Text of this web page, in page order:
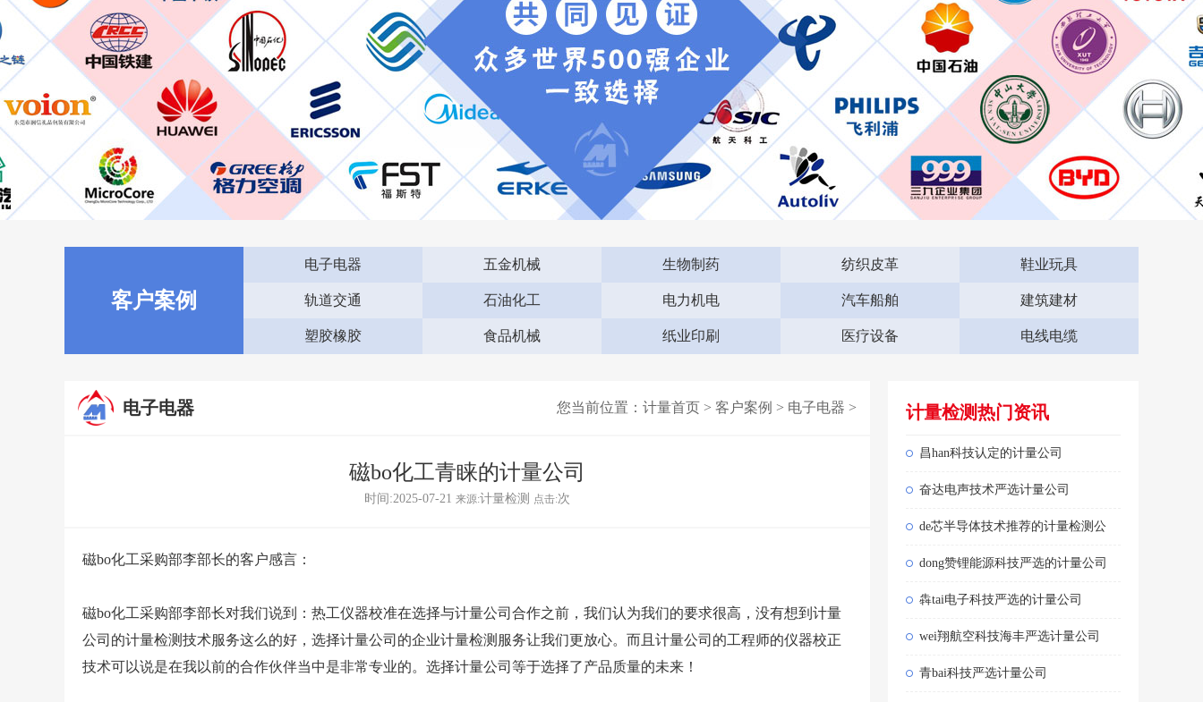
客户案例
电子电器 五金机械 生物制药 纺织皮革 鞋业玩具
轨道交通 石油化工 电力机电 汽车船舶 建筑建材
塑胶橡胶 食品机械 纸业印刷 医疗设备 电线电缆
您当前位置： 计量首页 > 客户案例 > 电子电器 >
电子电器
磁bo化工青睐的计量公司
时间:2025-07-21 来源:计量检测 点击:次
磁bo化工采购部李部长的客户感言：
磁bo化工采购部李部长对我们说到： 热工仪器校准在选择与计量公司合作之前，我们认为我们的要求很高，没有想到计量
公司的计量检测技术服务这么的好，选择计量公司的企业计量检测 服务让我们更放心。而且计量公司的工程师的仪器校正
技术可以说是在我以前的合作伙伴当中是非常专业的。选择计量公司等于选择了产品质量的未来！
计量检测热门资讯
昌han科技认定的计量公司
奋达电声技术严选计量公司
de芯半导体技术推荐的计量检测公
dong赞锂能源科技严选的计量公司
犇tai电子科技严选的计量公司
wei翔航空科技海丰严选计量公司
青bai科技严选计量公司